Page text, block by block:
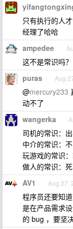
只有执行的人
经理了哈哈
ampedee
这不是常识吗？
puras Aug
@mercury233
动不了
wangerka
司机的常识：
中介的常识：
玩游戏的常识
做人的常识：
AV1 Aug 27,
程序员还要知
是在产品需求
的 bug ，要坚